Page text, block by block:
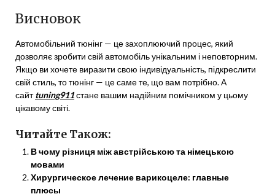
Висновок
Автомобільний тюнінг — це захоплюючий процес, який
дозволяє зробити свій автомобіль унікальним і неповторним.
Якщо ви хочете виразити свою індивідуальність, підкреслити
свій стиль, то тюнінг — це саме те, що вам потрібно. А
сайтtuning911стане вашим надійним помічником у цьому
цікавому світі.
Читайте Також:
В чому різниця між австрійською та німецькою
мовами
Хирургическое лечение варикоцеле: главные
плюсы